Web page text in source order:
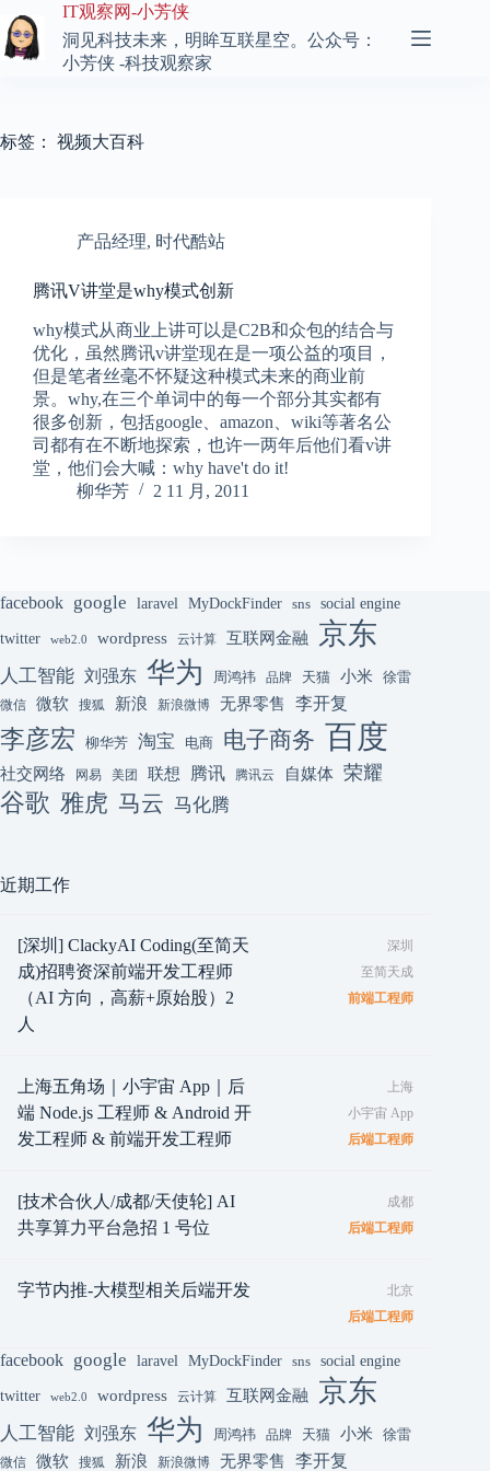
至
内
IT观察网-小芳侠
洞见科技未来，明眸互联星空。公众号：
小芳侠 -科技观察家
标签： 视频大百科
产品经理, 时代酷站
腾讯V讲堂是why模式创新
why模式从商业上讲可以是C2B和众包的结合与
优化，虽然腾讯v讲堂现在是一项公益的项目，
但是笔者丝毫不怀疑这种模式未来的商业前
景。why,在三个单词中的每一个部分其实都有
很多创新，包括google、amazon、wiki等著名公
司都有在不断地探索，也许一两年后他们看v讲
堂，他们会大喊：why have't do it!
柳华芳
2 11 月, 2011
facebook google laravel MyDockFinder sns social engine
twitter web2.0 wordpress 云计算 互联网金融 京东
人工智能 刘强东 华为 周鸿祎 品牌 天猫 小米 徐雷
微信 微软 搜狐 新浪 新浪微博 无界零售 李开复
李彦宏 柳华芳 淘宝 电商 电子商务 百度
社交网络 网易 美团 联想 腾讯 腾讯云 自媒体 荣耀
谷歌 雅虎 马云 马化腾
近期工作
[深圳] ClackyAI Coding(至简天
成)招聘资深前端开发工程师
（AI 方向，高薪+原始股）2
人
深圳
至简天成
前端工程师
上海五角场｜小宇宙 App｜后
端 Node.js 工程师 & Android 开
发工程师 & 前端开发工程师
上海
小宇宙 App
后端工程师
[技术合伙人/成都/天使轮] AI
共享算力平台急招 1 号位
成都
后端工程师
字节内推-大模型相关后端开发
北京
后端工程师
facebook google laravel MyDockFinder sns social engine
twitter web2.0 wordpress 云计算 互联网金融 京东
人工智能 刘强东 华为 周鸿祎 品牌 天猫 小米 徐雷
微信 微软 搜狐 新浪 新浪微博 无界零售 李开复